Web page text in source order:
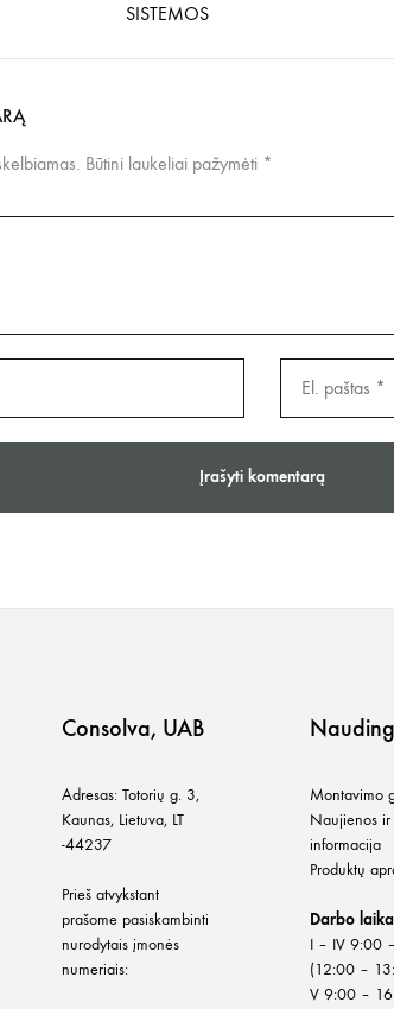
SISTEMOS
Būtini laukeliai pažymėti *
Consolva, UAB
Adresas: Totorių g. 3,
Kaunas, Lietuva, LT
-44237
Prieš atvykstant
prašome pasiskambinti
nurodytais įmonės
numeriais:
Montavimo
Naujienos ir
informacija
Produktų
Darbo
I – IV 9:00
(12:00 –
V 9:00 –